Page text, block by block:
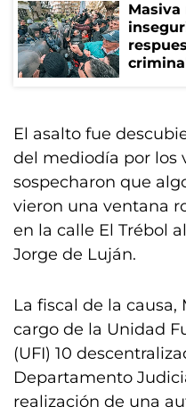
Masiva
El asalto fue
del mediodía por los
sospecharon que
vieron una ventana
en la calle El Trébol
Jorge de Luján.
La fiscal de la causa,
cargo de la Unidad
(UFI) 10
Departamento
realización de una